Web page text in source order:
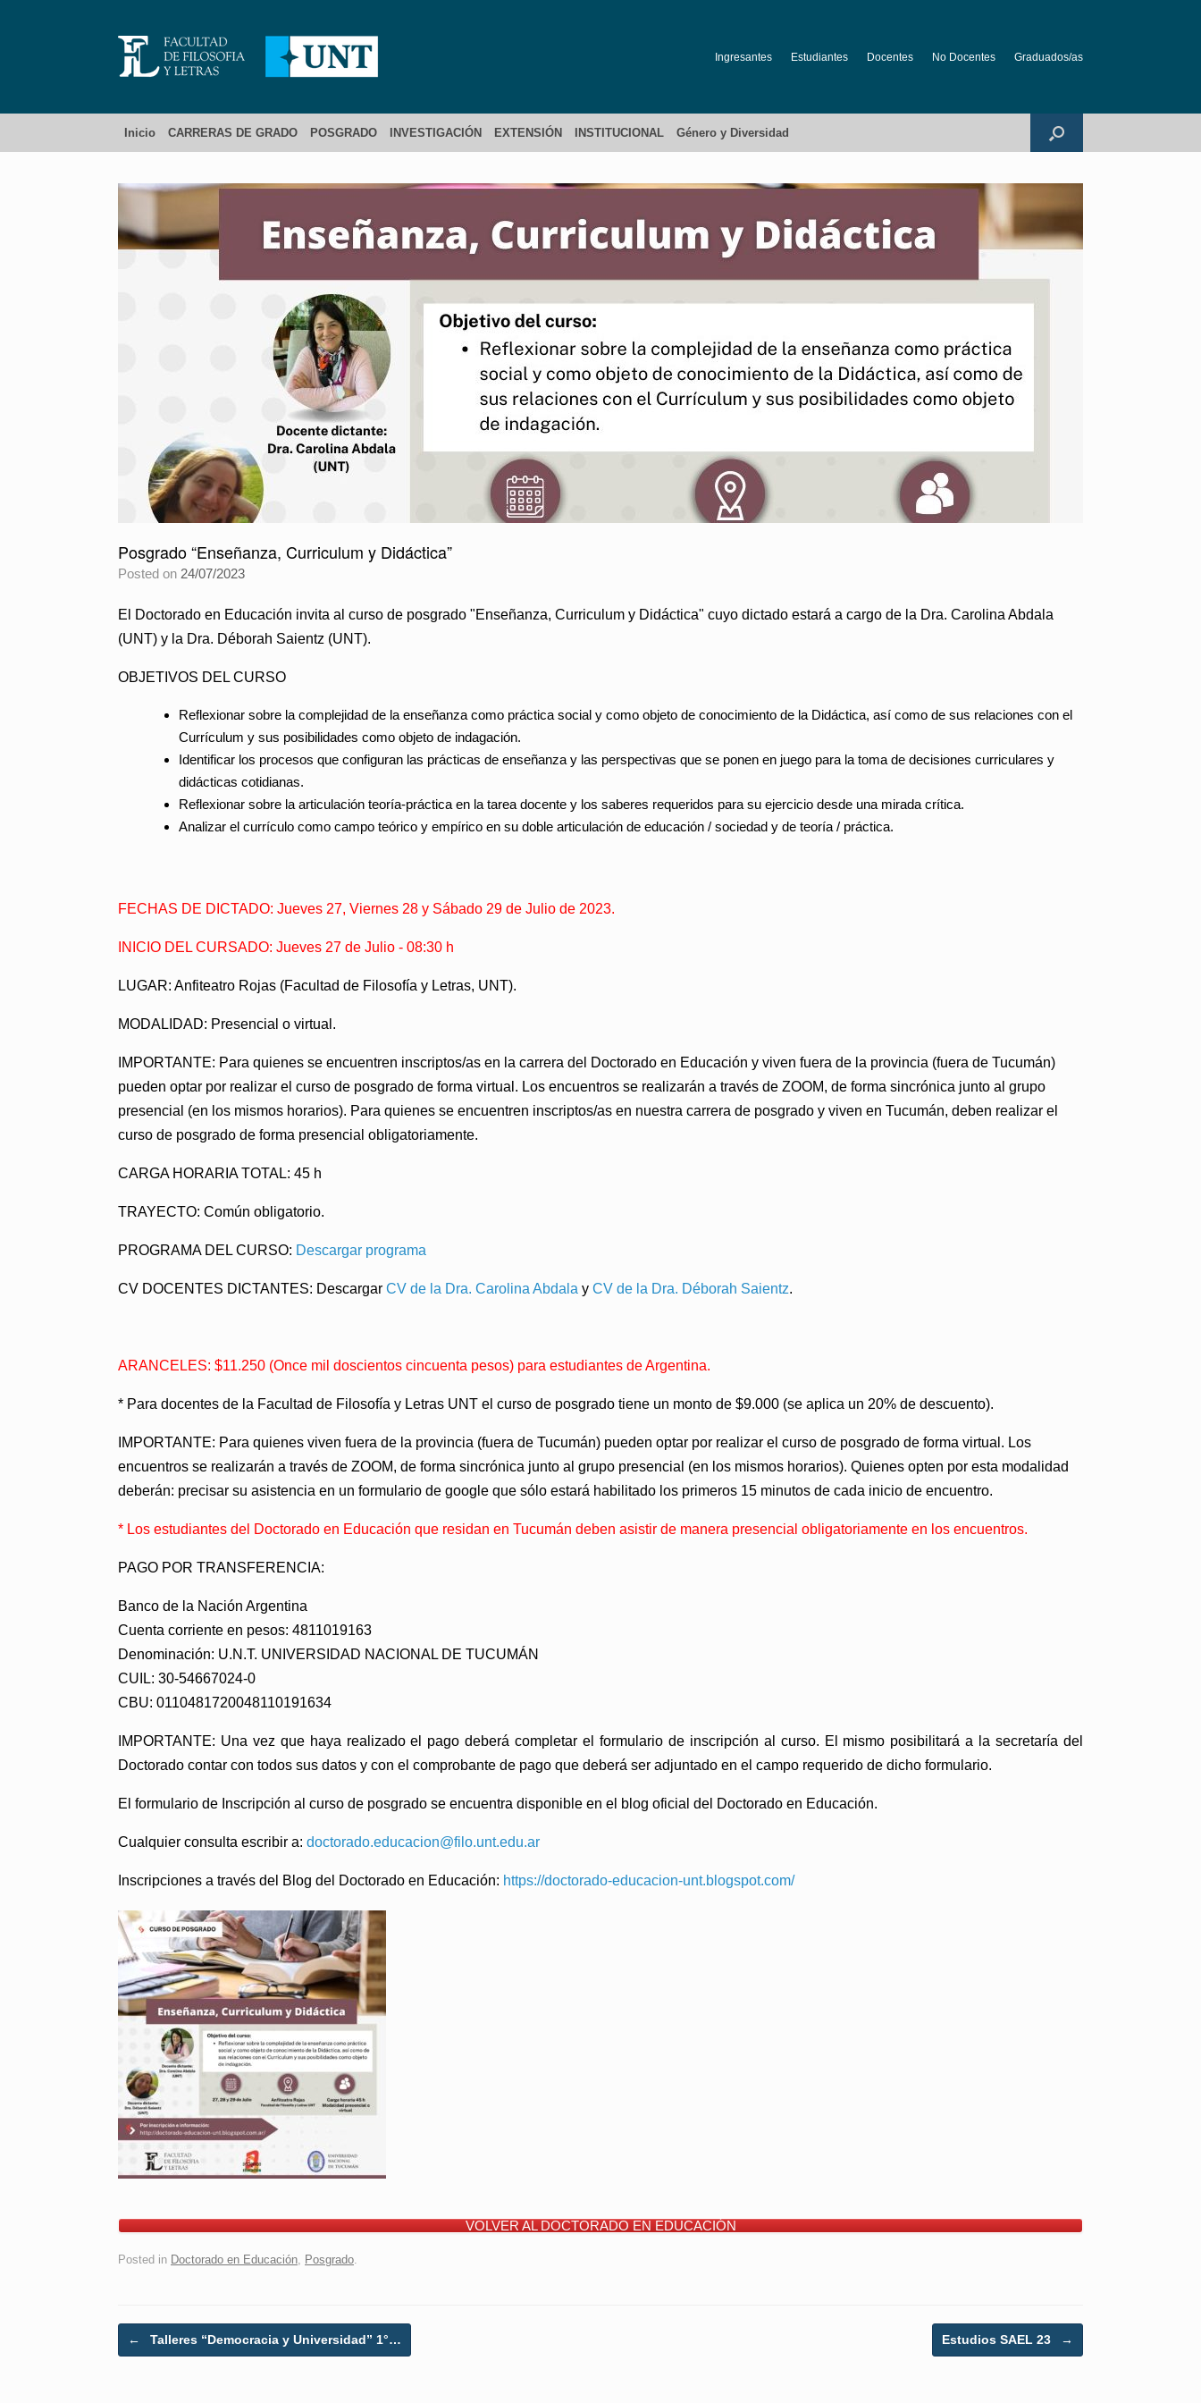
Ingresantes Estudiantes Docentes No Docentes Graduados/as
Inicio CARRERAS DE GRADO POSGRADO INVESTIGACIÓN EXTENSIÓN INSTITUCIONAL Género y Diversidad
Posgrado “Enseñanza, Curriculum y Didáctica”
Posted on 24/07/2023
El Doctorado en Educación invita al curso de posgrado "Enseñanza, Curriculum y Didáctica" cuyo dictado estará a cargo de la Dra. Carolina Abdala
(UNT) y la Dra. Déborah Saientz (UNT).
OBJETIVOS DEL CURSO
Reflexionar sobre la complejidad de la enseñanza como práctica social y como objeto de conocimiento de la Didáctica, así como de sus relaciones con el
Currículum y sus posibilidades como objeto de indagación.
Identificar los procesos que configuran las prácticas de enseñanza y las perspectivas que se ponen en juego para la toma de decisiones curriculares y
didácticas cotidianas.
Reflexionar sobre la articulación teoría-práctica en la tarea docente y los saberes requeridos para su ejercicio desde una mirada crítica.
Analizar el currículo como campo teórico y empírico en su doble articulación de educación / sociedad y de teoría / práctica.
FECHAS DE DICTADO: Jueves 27, Viernes 28 y Sábado 29 de Julio de 2023.
INICIO DEL CURSADO: Jueves 27 de Julio - 08:30 h
LUGAR: Anfiteatro Rojas (Facultad de Filosofía y Letras, UNT).
MODALIDAD: Presencial o virtual.
IMPORTANTE: Para quienes se encuentren inscriptos/as en la carrera del Doctorado en Educación y viven fuera de la provincia (fuera de Tucumán)
pueden optar por realizar el curso de posgrado de forma virtual. Los encuentros se realizarán a través de ZOOM, de forma sincrónica junto al grupo
presencial (en los mismos horarios). Para quienes se encuentren inscriptos/as en nuestra carrera de posgrado y viven en Tucumán, deben realizar el
curso de posgrado de forma presencial obligatoriamente.
CARGA HORARIA TOTAL: 45 h
TRAYECTO: Común obligatorio.
PROGRAMA DEL CURSO: Descargar programa
CV DOCENTES DICTANTES: Descargar CV de la Dra. Carolina Abdala y CV de la Dra. Déborah Saientz.
ARANCELES: $11.250 (Once mil doscientos cincuenta pesos) para estudiantes de Argentina.
* Para docentes de la Facultad de Filosofía y Letras UNT el curso de posgrado tiene un monto de $9.000 (se aplica un 20% de descuento).
IMPORTANTE: Para quienes viven fuera de la provincia (fuera de Tucumán) pueden optar por realizar el curso de posgrado de forma virtual. Los
encuentros se realizarán a través de ZOOM, de forma sincrónica junto al grupo presencial (en los mismos horarios). Quienes opten por esta modalidad
deberán: precisar su asistencia en un formulario de google que sólo estará habilitado los primeros 15 minutos de cada inicio de encuentro.
* Los estudiantes del Doctorado en Educación que residan en Tucumán deben asistir de manera presencial obligatoriamente en los encuentros.
PAGO POR TRANSFERENCIA:
Banco de la Nación Argentina
Cuenta corriente en pesos: 4811019163
Denominación: U.N.T. UNIVERSIDAD NACIONAL DE TUCUMÁN
CUIL: 30-54667024-0
CBU: 0110481720048110191634
IMPORTANTE: Una vez que haya realizado el pago deberá completar el formulario de inscripción al curso. El mismo posibilitará a la secretaría del
Doctorado contar con todos sus datos y con el comprobante de pago que deberá ser adjuntado en el campo requerido de dicho formulario.
El formulario de Inscripción al curso de posgrado se encuentra disponible en el blog oficial del Doctorado en Educación.
Cualquier consulta escribir a: doctorado.educacion@filo.unt.edu.ar
Inscripciones a través del Blog del Doctorado en Educación: https://doctorado-educacion-unt.blogspot.com/
VOLVER AL DOCTORADO EN EDUCACIÓN
Posted in Doctorado en Educación Posgrado
Post navigation
← Talleres “Democracia y Universidad” 1°… Estudios SAEL 23 →